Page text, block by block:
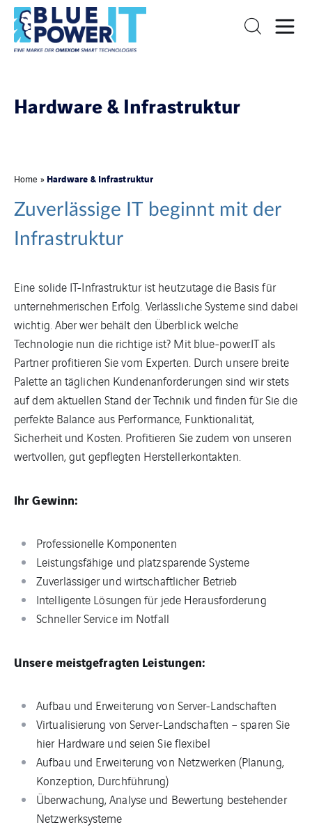
Hardware & Infrastruktur
Home » Hardware & Infrastruktur
Zuverlässige IT beginnt mit der
Infrastruktur
Eine solide IT-Infrastruktur ist heutzutage die Basis für
unternehmerischen Erfolg. Verlässliche Systeme sind dabei
wichtig. Aber wer behält den Überblick welche
Technologie nun die richtige ist? Mit blue-power.IT als
Partner profitieren Sie vom Experten. Durch unsere breite
Palette an täglichen Kundenanforderungen sind wir stets
auf dem aktuellen Stand der Technik und finden für Sie die
perfekte Balance aus Performance, Funktionalität,
Sicherheit und Kosten. Profitieren Sie zudem von unseren
wertvollen, gut gepflegten Herstellerkontakten.
Ihr Gewinn:
Professionelle Komponenten
Leistungsfähige und platzsparende Systeme
Zuverlässiger und wirtschaftlicher Betrieb
Intelligente Lösungen für jede Herausforderung
Schneller Service im Notfall
Unsere meistgefragten Leistungen:
Aufbau und Erweiterung von Server-Landschaften
Virtualisierung von Server-Landschaften – sparen Sie
hier Hardware und seien Sie flexibel
Auf­bau und Erweiterung von Netzwerken (Pla­nung,
Konzeption, Durchführung)
Überwachung, Analyse und Bewertung bestehender
Netzwerksysteme